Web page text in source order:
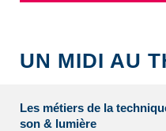
UN MIDI AU
Les métiers de la
son & lumière